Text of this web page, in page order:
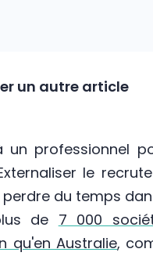
un autre article
un professionnel
le
du temps
de 7 000
qu'en Australie,